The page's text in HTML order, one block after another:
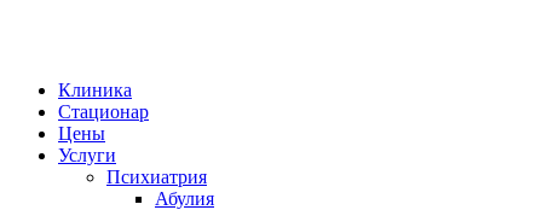
Клиника
Стационар
Цены
Услуги
Психиатрия
Абулия